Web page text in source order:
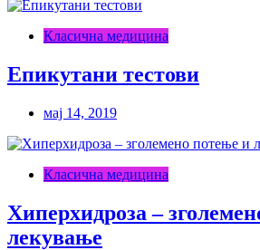
Класична медицина
Епикутани тестови
мај 14, 2019
Класична медицина
Хиперхидроза –
лекување